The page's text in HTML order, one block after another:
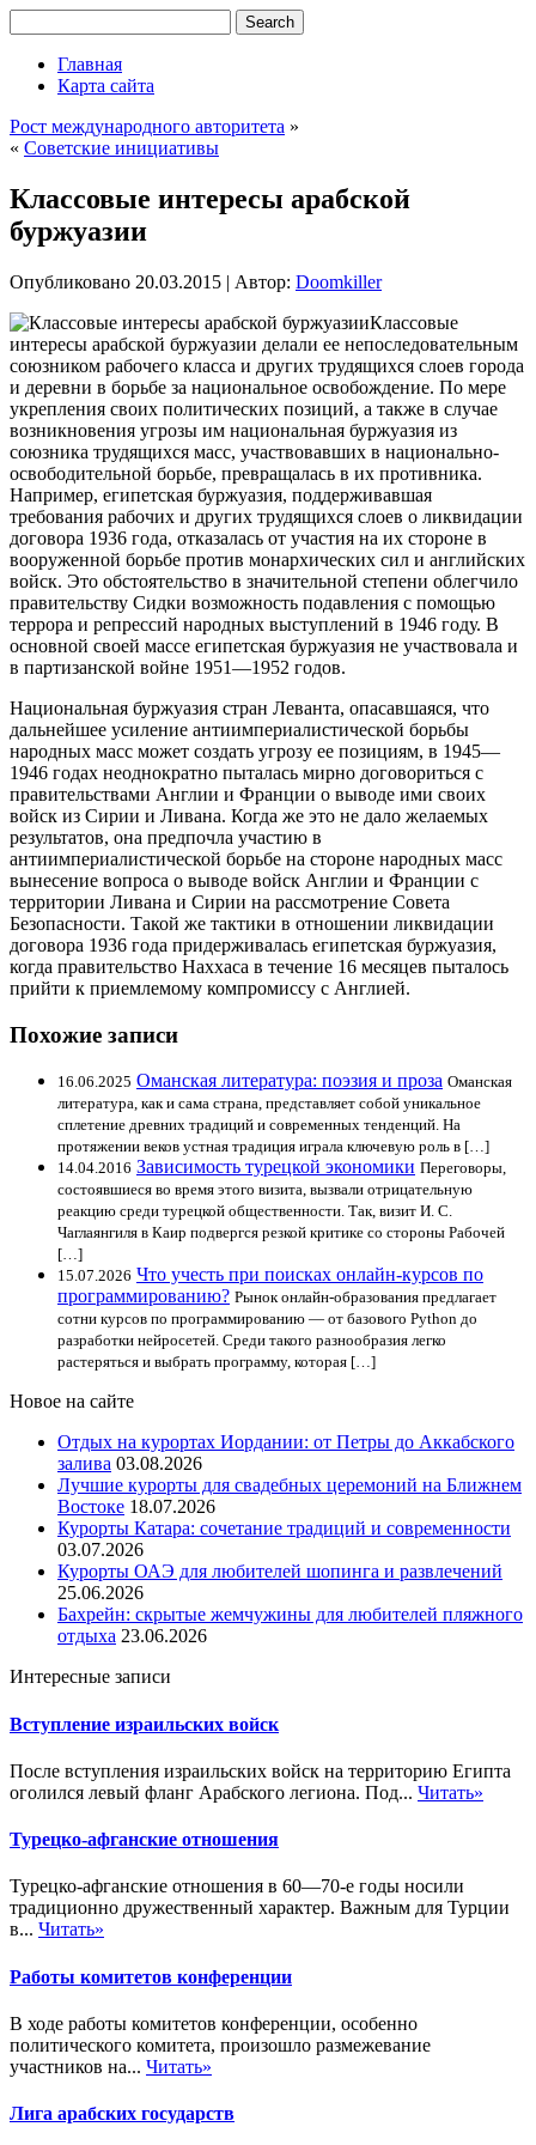
Главная
Карта сайта
Рост международного авторитета »
« Советские инициативы
Классовые интересы арабской
буржуазии
Опубликовано 20.03.2015 | Автор: Doomkiller
Классовые
интересы арабской буржуазии делали ее непоследовательным
союзником рабочего класса и других трудящихся слоев города
и деревни в борьбе за национальное освобождение. По мере
укрепления своих политических позиций, а также в случае
возникновения угрозы им национальная буржуазия из
союзника трудящихся масс, участвовавших в национально-
освободительной борьбе, превращалась в их противника.
Например, египетская буржуазия, поддерживавшая
требования рабочих и других трудящихся слоев о ликвидации
договора 1936 года, отказалась от участия на их стороне в
вооруженной борьбе против монархических сил и английских
войск. Это обстоятельство в значительной степени облегчило
правительству Сидки возможность подавления с помощью
террора и репрессий народных выступлений в 1946 году. В
основной своей массе египетская буржуазия не участвовала и
в партизанской войне 1951—1952 годов.
Национальная буржуазия стран Леванта, опасавшаяся, что
дальнейшее усиление антиимпериалистической борьбы
народных масс может создать угрозу ее позициям, в 1945—
1946 годах неоднократно пыталась мирно договориться с
правительствами Англии и Франции о выводе ими своих
войск из Сирии и Ливана. Когда же это не дало желаемых
результатов, она предпочла участию в
антиимпериалистической борьбе на стороне народных масс
вынесение вопроса о выводе войск Англии и Франции с
территории Ливана и Сирии на рассмотрение Совета
Безопасности. Такой же тактики в отношении ликвидации
договора 1936 года придерживалась египетская буржуазия,
когда правительство Наххаса в течение 16 месяцев пыталось
прийти к приемлемому компромиссу с Англией.
Похожие записи
16.06.2025 Оманская литература: поэзия и проза Оманская
литература, как и сама страна, представляет собой уникальное
сплетение древних традиций и современных тенденций. На
протяжении веков устная традиция играла ключевую роль в […]
14.04.2016 Зависимость турецкой экономики Переговоры,
состоявшиеся во время этого визита, вызвали отрицательную
реакцию среди турецкой общественности. Так, визит И. С.
Чаглаянгиля в Каир подвергся резкой критике со стороны Рабочей
[…]
15.07.2026 Что учесть при поисках онлайн-курсов по
программированию? Рынок онлайн-образования предлагает
сотни курсов по программированию — от базового Python до
разработки нейросетей. Среди такого разнообразия легко
растеряться и выбрать программу, которая […]
Новое на сайте
Отдых на курортах Иордании: от Петры до Аккабского
залива 03.08.2026
Лучшие курорты для свадебных церемоний на Ближнем
Востоке 18.07.2026
Курорты Катара: сочетание традиций и современности
03.07.2026
Курорты ОАЭ для любителей шопинга и развлечений
25.06.2026
Бахрейн: скрытые жемчужины для любителей пляжного
отдыха 23.06.2026
Интересные записи
Вступление израильских войск
После вступления израильских войск на территорию Египта
оголился левый фланг Арабского легиона. Под... Читать»
Турецко-афганские отношения
Турецко-афганские отношения в 60—70-е годы носили
традиционно дружественный характер. Важным для Турции
в... Читать»
Работы комитетов конференции
В ходе работы комитетов конференции, особенно
политического комитета, произошло размежевание
участников на... Читать»
Лига арабских государств